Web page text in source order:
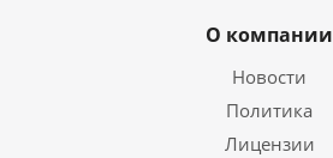
О компании
Новости
Политика
Лицензии